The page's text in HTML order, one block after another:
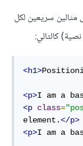
سريعين لكل
<h1>
<p>I am a
<p class=
element.</p>
<p>I am a